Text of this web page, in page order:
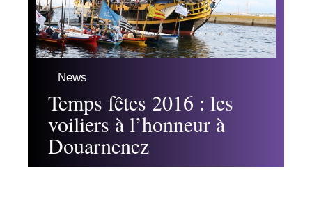
News
Temps fêtes 2016 : les
voiliers à l’honneur à
Douarnenez